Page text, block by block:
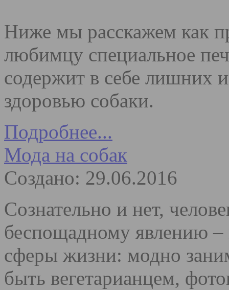
Ниже мы расскажем как
любимцу специальное
содержит в себе лишних
здоровью собаки.
Подробнее...
Мода на собак
Создано: 29.06.2016
Сознательно и нет,
беспощадному явлению –
сферы жизни: модно
быть вегетарианцем,